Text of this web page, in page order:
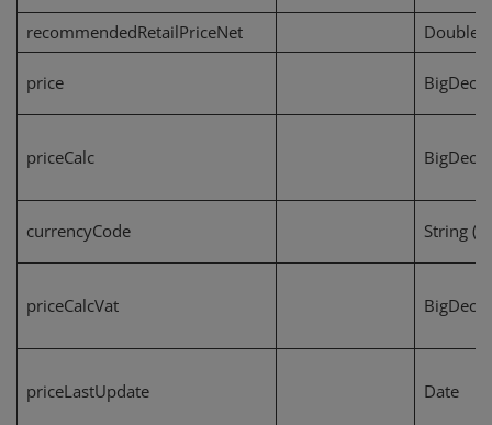
recommendedRetailPriceNet Double
price
priceCalc
currencyCode String (3)
priceCalcVat
priceLastUpdate Date